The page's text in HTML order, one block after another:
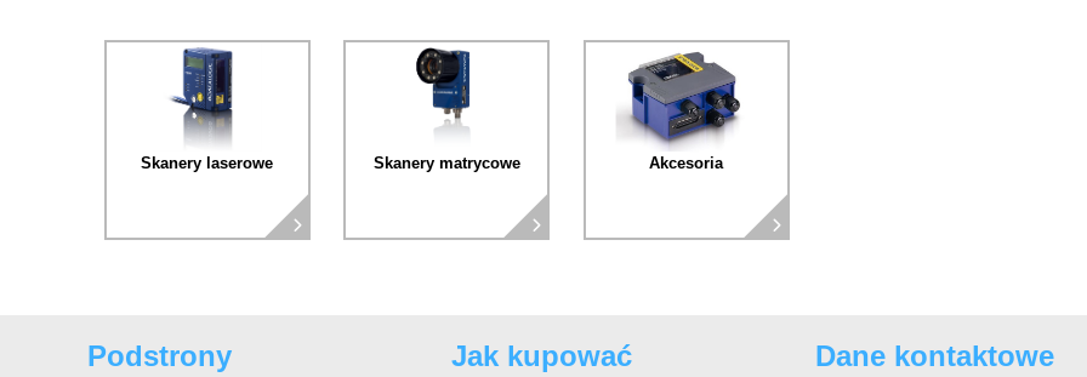
Skanery laserowe Skanery matrycowe Akcesoria
Podstrony Jak kupować Dane kontaktowe